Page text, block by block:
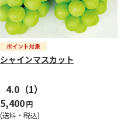
シャインマスカット
4.0 （1）
5,400円
(送料・税込)